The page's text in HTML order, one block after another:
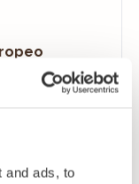
and ads, to